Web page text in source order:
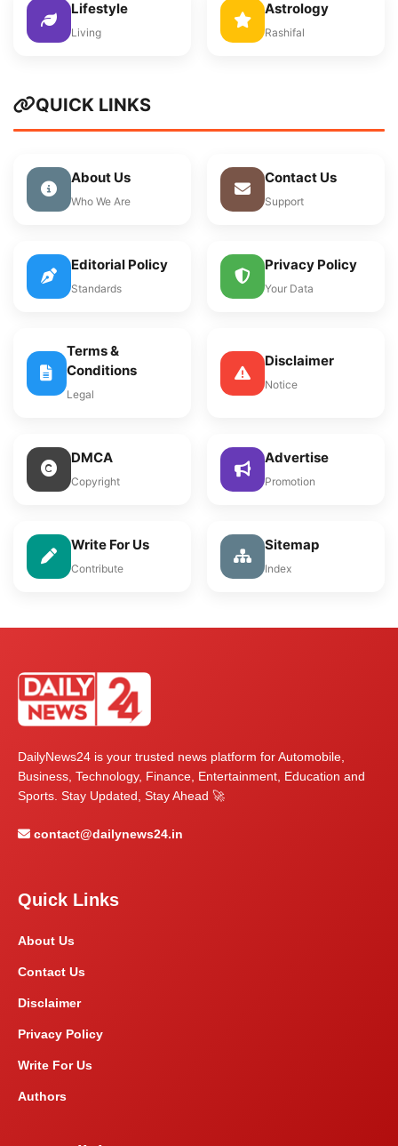
Lifestyle
Living
Astrology
Rashifal
QUICK LINKS
About Us
Who We Are
Contact Us
Support
Editorial Policy
Standards
Privacy Policy
Your Data
Terms &
Conditions
Legal
Disclaimer
Notice
DMCA
Copyright
Advertise
Promotion
Write For Us
Contribute
Sitemap
Index
DailyNews24 is your trusted news platform for Automobile,
Business, Technology, Finance, Entertainment, Education and
Sports. Stay Updated, Stay Ahead 🚀
contact@dailynews24.in
Quick Links
About Us
Contact Us
Disclaimer
Privacy Policy
Write For Us
Authors